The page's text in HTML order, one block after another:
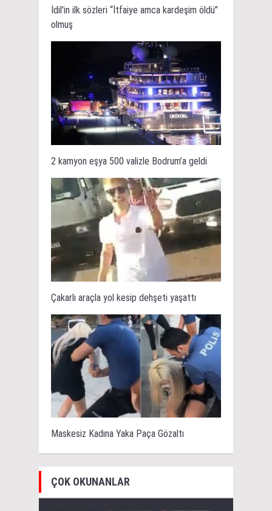
İdil'in ilk sözleri “İtfaiye amca kardeşim öldü”
olmuş
2 kamyon eşya 500 valizle Bodrum’a geldi
Çakarlı araçla yol kesip dehşeti yaşattı
Maskesiz Kadına Yaka Paça Gözaltı
ÇOK OKUNANLAR